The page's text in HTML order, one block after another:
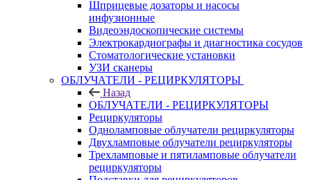
Шприцевые дозаторы и насосы
инфузионные
Видеоэндоскопические системы
Электрокардиографы и диагностика сосудов
Стоматологические установки
УЗИ сканеры
ОБЛУЧАТЕЛИ - РЕЦИРКУЛЯТОРЫ
Назад
ОБЛУЧАТЕЛИ - РЕЦИРКУЛЯТОРЫ
Рециркуляторы
Одноламповые облучатели рециркуляторы
Двухламповые облучатели рециркуляторы
Трехламповые и пятиламповые облучатели
рециркуляторы